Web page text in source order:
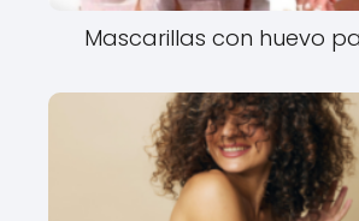
Mascarillas con huevo